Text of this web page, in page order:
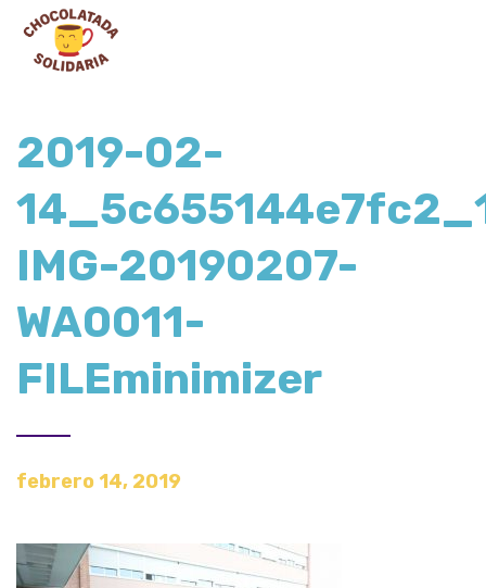
2019-02-
IMG-20190207-
WA0011-
FILEminimizer
febrero 14, 2019